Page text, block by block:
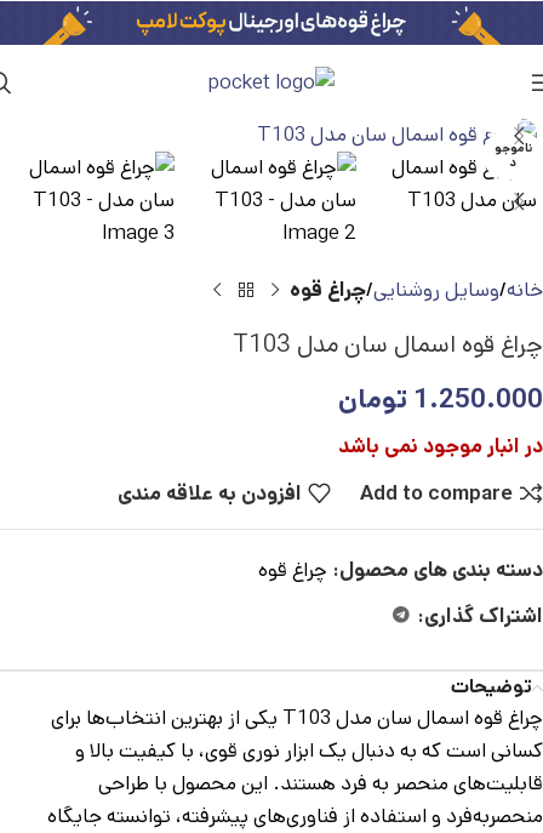
ناموجو
د
خانه وسایل روشنایی چراغ قوه
چراغ قوه اسمال سان مدل T103
1.250.000 تومان
در انبار موجود نمی باشد
Add to compare
افزودن به علاقه مندی
دسته بندی های محصول: چراغ قوه
اشتراک گذاری:
توضیحات
چراغ قوه اسمال سان مدل T103 یکی از بهترین انتخاب‌ها برای
کسانی است که به دنبال یک ابزار نوری قوی، با کیفیت بالا و
قابلیت‌های منحصر به فرد هستند. این محصول با طراحی
منحصربه‌فرد و استفاده از فناوری‌های پیشرفته، توانسته جایگاه